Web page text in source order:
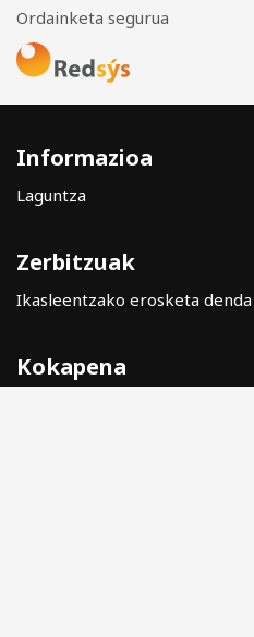
Ordainketa segurua
Informazioa
Laguntza
Zerbitzuak
Ikasleentzako erosketa denda
Kokapena